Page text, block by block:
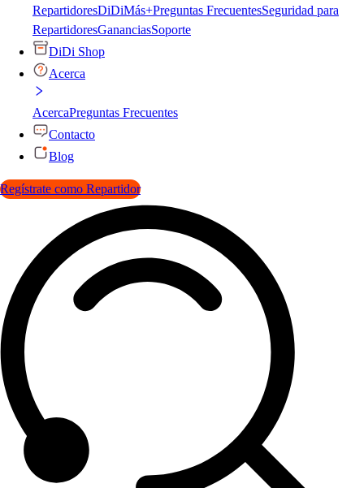
RepartidoresDiDiMás+Preguntas FrecuentesSeguridad para
RepartidoresGananciasSoporte
DiDi Shop
Acerca
AcercaPreguntas Frecuentes
Contacto
Blog
Regístrate como Repartidor